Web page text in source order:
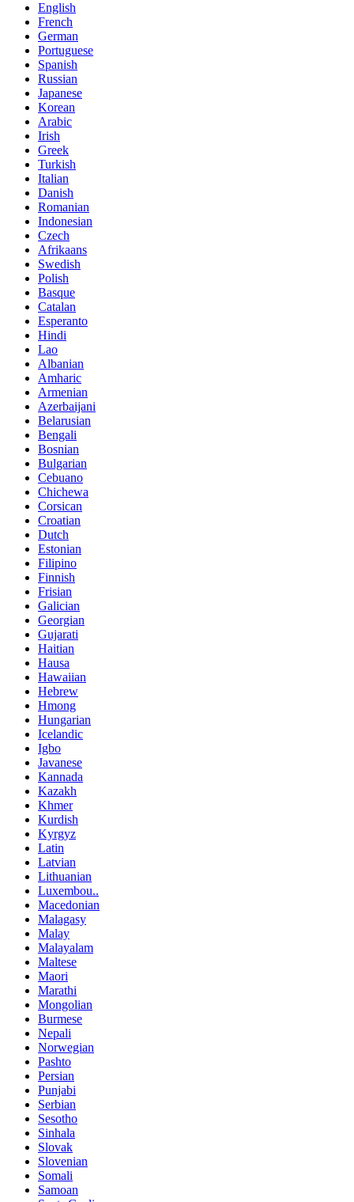
English
French
German
Portuguese
Spanish
Russian
Japanese
Korean
Arabic
Irish
Greek
Turkish
Italian
Danish
Romanian
Indonesian
Czech
Afrikaans
Swedish
Polish
Basque
Catalan
Esperanto
Hindi
Lao
Albanian
Amharic
Armenian
Azerbaijani
Belarusian
Bengali
Bosnian
Bulgarian
Cebuano
Chichewa
Corsican
Croatian
Dutch
Estonian
Filipino
Finnish
Frisian
Galician
Georgian
Gujarati
Haitian
Hausa
Hawaiian
Hebrew
Hmong
Hungarian
Icelandic
Igbo
Javanese
Kannada
Kazakh
Khmer
Kurdish
Kyrgyz
Latin
Latvian
Lithuanian
Luxembou..
Macedonian
Malagasy
Malay
Malayalam
Maltese
Maori
Marathi
Mongolian
Burmese
Nepali
Norwegian
Pashto
Persian
Punjabi
Serbian
Sesotho
Sinhala
Slovak
Slovenian
Somali
Samoan